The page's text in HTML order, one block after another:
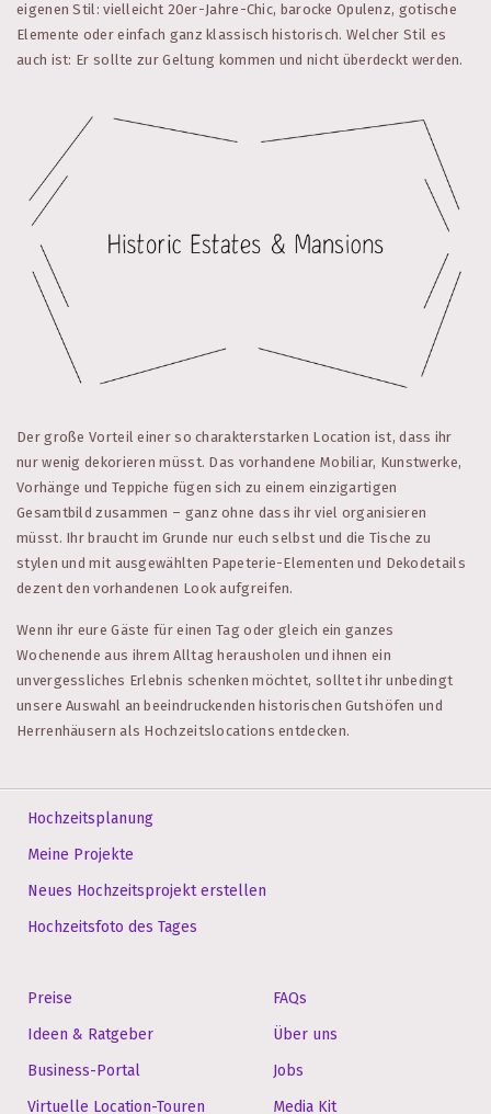
eigenen Stil: vielleicht 20er-Jahre-Chic, barocke Opulenz, gotische
Elemente oder einfach ganz klassisch historisch. Welcher Stil es
auch ist: Er sollte zur Geltung kommen und nicht überdeckt werden.
Der große Vorteil einer so charakterstarken Location ist, dass ihr
nur wenig dekorieren müsst. Das vorhandene Mobiliar, Kunstwerke,
Vorhänge und Teppiche fügen sich zu einem einzigartigen
Gesamtbild zusammen – ganz ohne dass ihr viel organisieren
müsst. Ihr braucht im Grunde nur euch selbst und die Tische zu
stylen und mit ausgewählten Papeterie-Elementen und Dekodetails
dezent den vorhandenen Look aufgreifen.
Wenn ihr eure Gäste für einen Tag oder gleich ein ganzes
Wochenende aus ihrem Alltag herausholen und ihnen ein
unvergessliches Erlebnis schenken möchtet, solltet ihr unbedingt
unsere Auswahl an beeindruckenden historischen Gutshöfen und
Herrenhäusern als Hochzeitslocations entdecken.
Hochzeitsplanung
Meine Projekte
Neues Hochzeitsprojekt erstellen
Hochzeitsfoto des Tages
Preise
Ideen & Ratgeber
Business-Portal
Virtuelle Location-Touren
FAQs
Über uns
Jobs
Media Kit